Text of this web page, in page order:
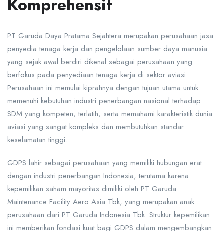
Komprehensif
PT Garuda Daya Pratama Sejahtera merupakan perusahaan jasa
penyedia tenaga kerja dan pengelolaan sumber daya manusia
yang sejak awal berdiri dikenal sebagai perusahaan yang
berfokus pada penyediaan tenaga kerja di sektor aviasi.
Perusahaan ini memulai kiprahnya dengan tujuan utama untuk
memenuhi kebutuhan industri penerbangan nasional terhadap
SDM yang kompeten, terlatih, serta memahami karakteristik dunia
aviasi yang sangat kompleks dan membutuhkan standar
keselamatan tinggi.
GDPS lahir sebagai perusahaan yang memiliki hubungan erat
dengan industri penerbangan Indonesia, terutama karena
kepemilikan saham mayoritas dimiliki oleh PT Garuda
Maintenance Facility Aero Asia Tbk, yang merupakan anak
perusahaan dari PT Garuda Indonesia Tbk. Struktur kepemilikan
ini memberikan fondasi kuat bagi GDPS dalam mengembangkan